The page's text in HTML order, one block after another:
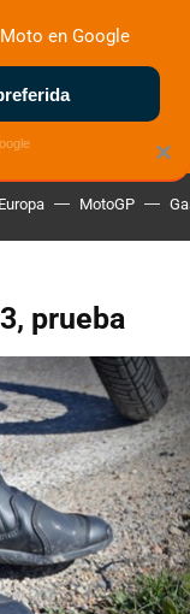
MOTOS ELÉCTRICAS
Europa MotoGP
prueba
×
en Google